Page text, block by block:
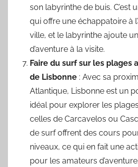
son labyrinthe de buis. C’est
qui offre une échappatoire à
ville, et le labyrinthe ajoute
d’aventure à la visite.
Faire du surf sur les plages
de Lisbonne : Avec sa
Atlantique, Lisbonne est un
idéal pour explorer les
celles de Carcavelos ou
de surf offrent des cours
niveaux, ce qui en fait une
pour les amateurs d’aventure.